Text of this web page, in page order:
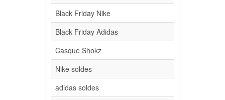
Black Friday Nike
Black Friday Adidas
Casque Shokz
Nike soldes
adidas soldes